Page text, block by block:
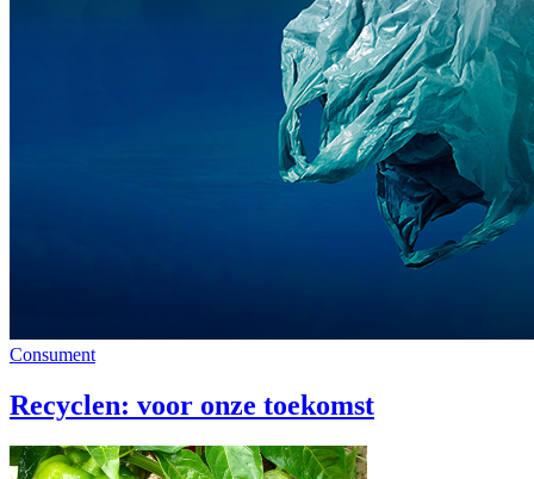
Consument
Recyclen: voor onze toekomst